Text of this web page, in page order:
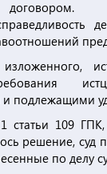
подлежащими
статьи 109
решение, суд
по делу